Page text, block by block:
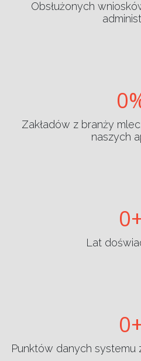
Obsłużonych
0
Zakładów z branży
naszych
0
Lat
0
Punktów danych systemu